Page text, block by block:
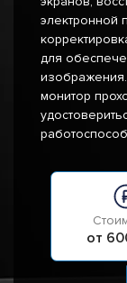
электронной
для
монитор
от